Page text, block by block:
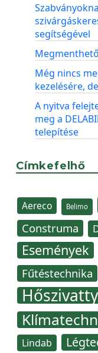
segítségével
Még nincs
kezelésére,
A nyitva
meg a
telepítése
Címkefelhő
Aereco Belimo
Construma
Események
Fűtéstechnika
Lindab